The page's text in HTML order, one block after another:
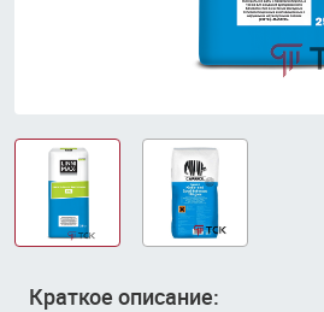
Краткое описание: